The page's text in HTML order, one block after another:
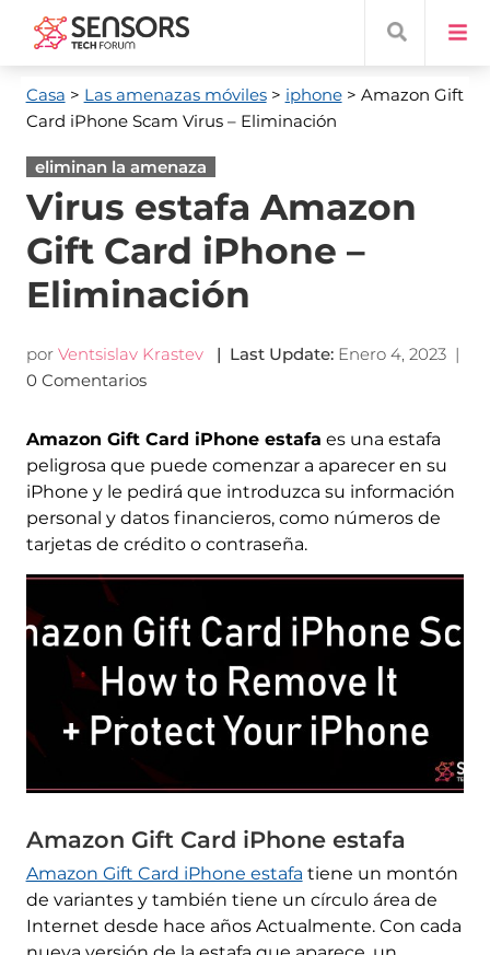
Casa > Las amenazas móviles> iphone> Amazon Gift
Card iPhone Scam Virus – Eliminación
eliminan la amenaza
Virus estafa Amazon
Gift Card iPhone –
Eliminación
por Ventsislav Krastev | Last Update: Enero 4, 2023|
0 Comentarios
Amazon Gift Card iPhone estafa es una estafa
peligrosa que puede comenzar a aparecer en su
iPhone y le pedirá que introduzca su información
personal y datos financieros, como números de
tarjetas de crédito o contraseña.
Amazon Gift Card iPhone estafa
Amazon Gift Card iPhone estafa tiene un montón
de variantes y también tiene un círculo área de
Internet desde hace años Actualmente. Con cada